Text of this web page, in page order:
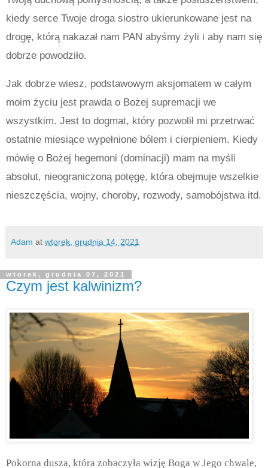
kiedy serce Twoje droga siostro ukierunkowane jest na
drogę, którą nakazał nam PAN abyśmy żyli i aby nam się
dobrze powodziło.
Jak dobrze wiesz, podstawowym aksjomatem w całym
moim życiu jest prawda o Bożej supremacji we
wszystkim. Jest to dogmat, który pozwolił mi przetrwać
ostatnie miesiące wypełnione bólem i cierpieniem. Kiedy
mówię o Bożej hegemoni (dominacji) mam na myśli
absolut, nieograniczoną potęgę, która obejmuje wszelkie
nieszczęścia, wojny, choroby, rozwody, samobójstwa itd.
Adam at wtorek, grudnia 14, 2021
wtorek, grudnia 07, 2021
Czym jest kalwinizm?
Pokorna dusza, która zobaczyła wizję Boga w Jego chwale,